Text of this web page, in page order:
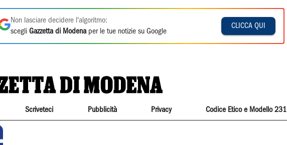
Non lasciare decidere l'algoritmo:
scegli Gazzetta di Modena per le tue notizie su Google
CLICCA QUI
Scriveteci Pubblicità Privacy Codice Etico e Modello 231